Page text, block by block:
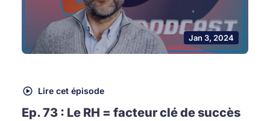
Jan 3, 2024
Lire cet épisode
Ep. 73 : Le RH = facteur clé de succès